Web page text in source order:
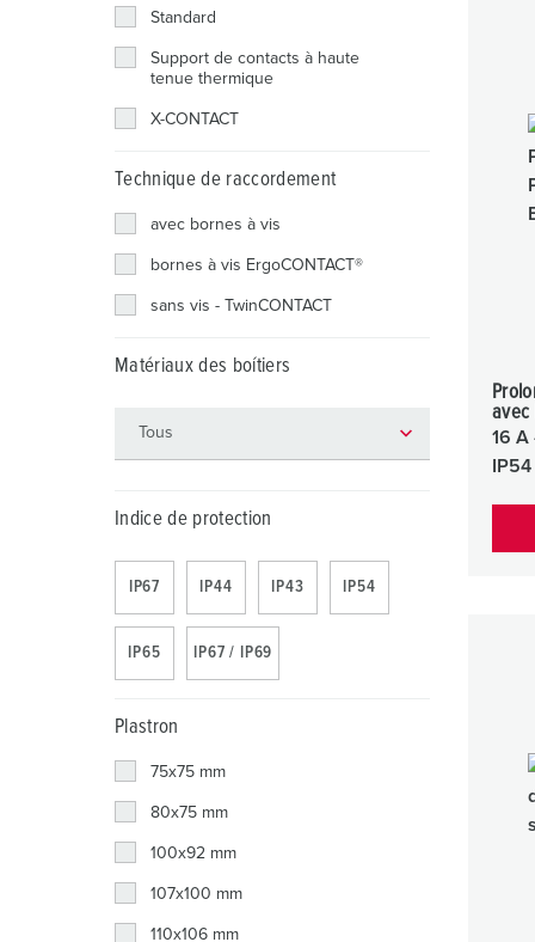
Standard
Support de contacts à haute
tenue thermique
X-CONTACT
Technique de raccordement
avec bornes à vis
bornes à vis ErgoCONTACT®
sans vis - TwinCONTACT
Matériaux des boítiers
Indice de protection
IP67 IP44 IP43 IP54
IP65 IP67 / IP69
Plastron
75x75 mm
80x75 mm
100x92 mm
107x100 mm
110x106 mm
avec
16 A
IP54